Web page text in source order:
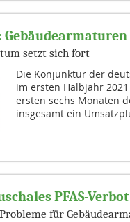
setzt sich fort
Die Konjunktur der
im ersten Halbjahr
ersten sechs Monaten
insgesamt ein
PFAS-Verbot
für